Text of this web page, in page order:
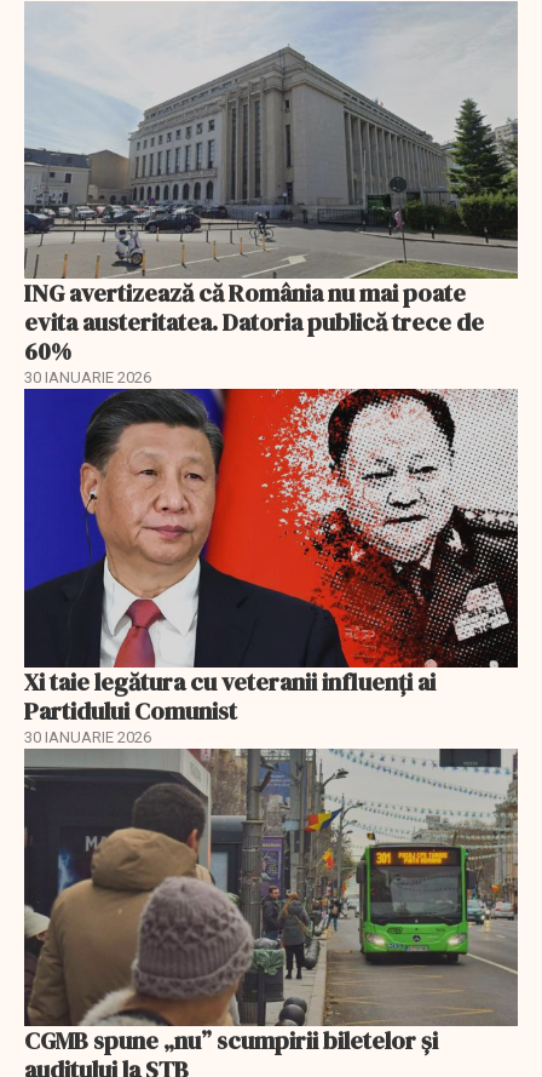
ING avertizează că România nu mai poate
evita austeritatea. Datoria publică trece de
60%
30 IANUARIE 2026
Xi taie legătura cu veteranii influenți ai
Partidului Comunist
30 IANUARIE 2026
CGMB spune „nu” scumpirii biletelor și
auditului la STB